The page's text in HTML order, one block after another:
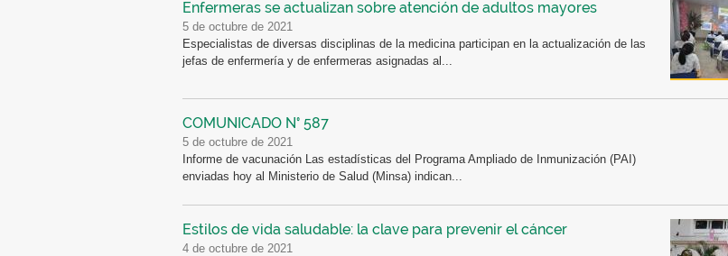
Enfermeras se actualizan sobre atención de adultos mayores
5 de octubre de 2021
Especialistas de diversas disciplinas de la medicina participan en la actualización de las
jefas de enfermería y de enfermeras asignadas al...
COMUNICADO N° 587
5 de octubre de 2021
Informe de vacunación Las estadísticas del Programa Ampliado de Inmunización (PAI)
enviadas hoy al Ministerio de Salud (Minsa) indican...
Estilos de vida saludable: la clave para prevenir el cáncer
4 de octubre de 2021